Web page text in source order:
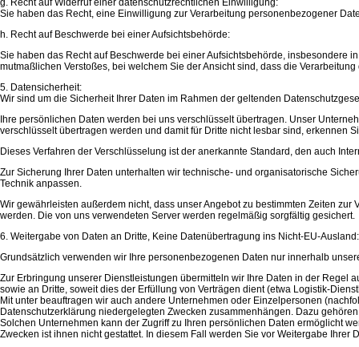
g. Recht auf Widerruf einer datenschutzrechtlichen Einwilligung:
Sie haben das Recht, eine Einwilligung zur Verarbeitung personenbezogener
h. Recht auf Beschwerde bei einer Aufsichtsbehörde:
Sie haben das Recht auf Beschwerde bei einer Aufsichtsbehörde, insbesondere
mutmaßlichen Verstoßes, bei welchem Sie der Ansicht sind, dass die
5. Datensicherheit:
Wir sind um die Sicherheit Ihrer Daten im Rahmen der geltenden
Ihre persönlichen Daten werden bei uns verschlüsselt übertragen. Unser
verschlüsselt übertragen werden und damit für Dritte nicht lesbar sind, erkennen
Dieses Verfahren der Verschlüsselung ist der anerkannte Standard, den auch
Zur Sicherung Ihrer Daten unterhalten wir technische- und organisatorische
Technik anpassen.
Wir gewährleisten außerdem nicht, dass unser Angebot zu bestimmten Zeiten
werden. Die von uns verwendeten Server werden regelmäßig sorgfältig gesichert.
6. Weitergabe von Daten an Dritte, Keine Datenübertragung ins Nicht-EU-Ausland:
Grundsätzlich verwenden wir Ihre personenbezogenen Daten nur innerhalb
Zur Erbringung unserer Dienstleistungen übermitteln wir Ihre Daten in der Regel
sowie an Dritte, soweit dies der Erfüllung von Verträgen dient (etwa Logistik-
Mit unter beauftragen wir auch andere Unternehmen oder Einzelpersonen
Datenschutzerklärung niedergelegten Zwecken zusammenhängen. Dazu
Solchen Unternehmen kann der Zugriff zu Ihren persönlichen Daten ermöglicht
Zwecken ist ihnen nicht gestattet. In diesem Fall werden Sie vor Weitergabe